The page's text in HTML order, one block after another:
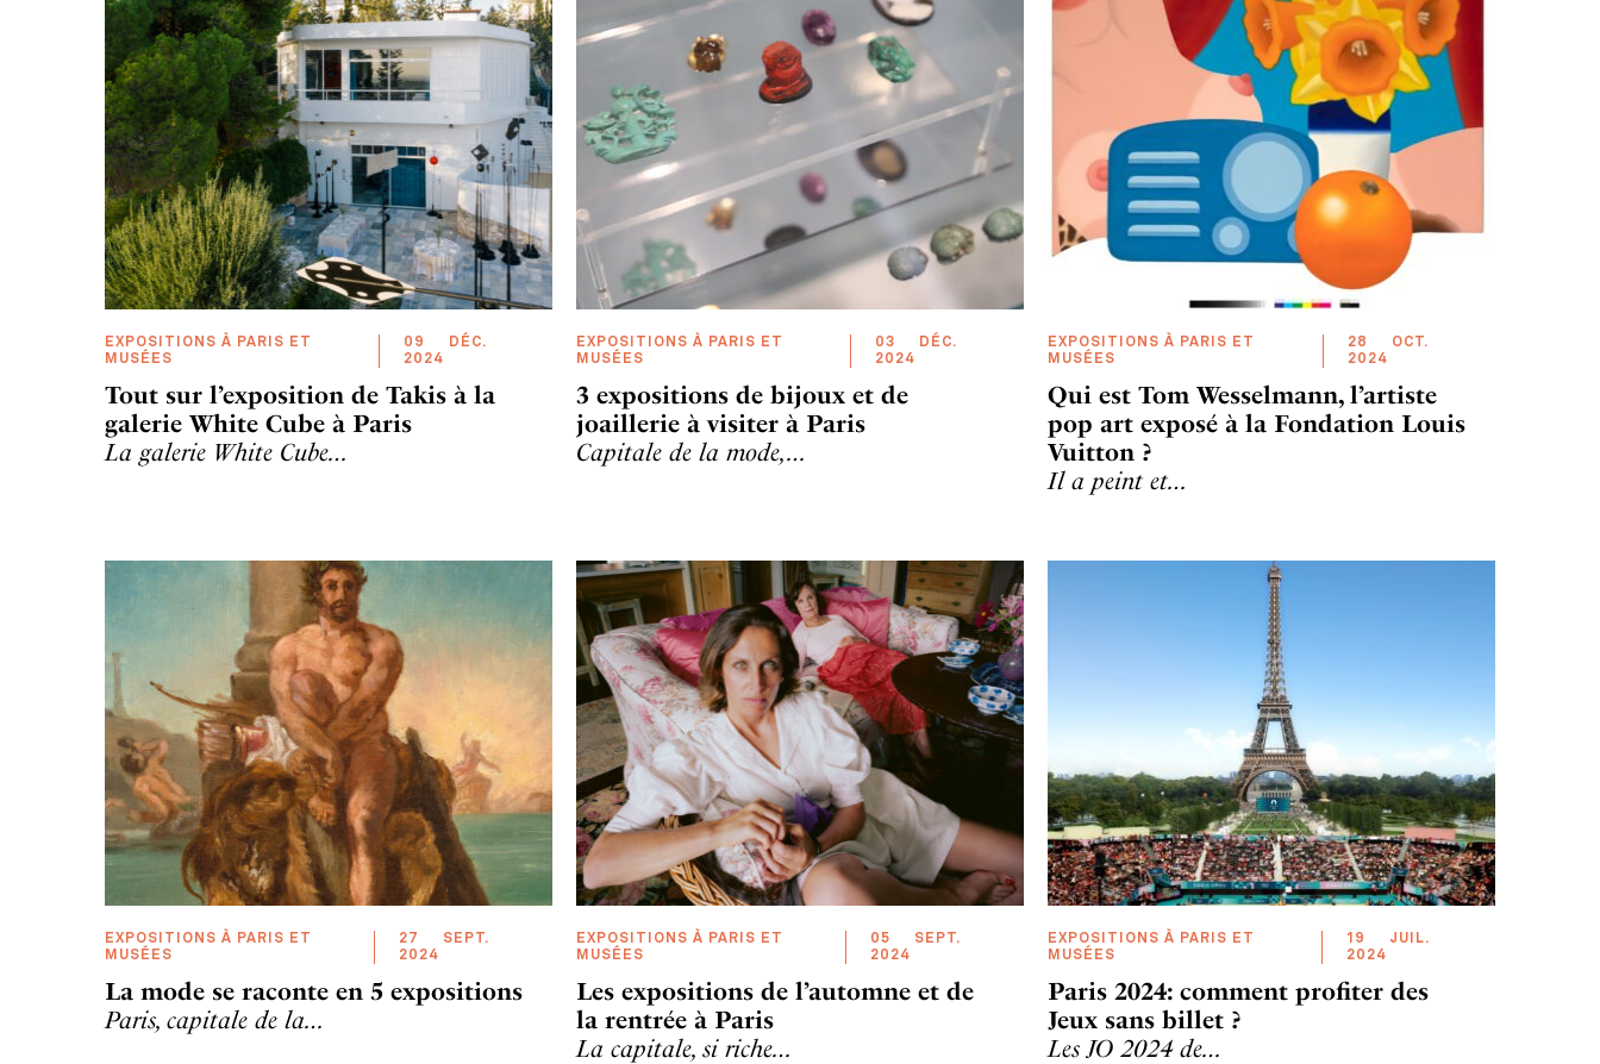
EXPOSITIONS À PARIS ET
MUSÉES
09 DÉC.
2024
Tout sur l’exposition de Takis à la
galerie White Cube à Paris
La galerie White Cube…
EXPOSITIONS À PARIS ET
MUSÉES
03 DÉC.
2024
3 expositions de bijoux et de
joaillerie à visiter à Paris
Capitale de la mode,…
EXPOSITIONS À PARIS ET
MUSÉES
28 OCT.
2024
Qui est Tom Wesselmann, l’artiste
pop art exposé à la Fondation Louis
Vuitton ?
Il a peint et…
EXPOSITIONS À PARIS ET
MUSÉES
27 SEPT.
2024
La mode se raconte en 5 expositions
Paris, capitale de la…
EXPOSITIONS À PARIS ET
MUSÉES
05 SEPT.
2024
Les expositions de l’automne et de
la rentrée à Paris
La capitale, si riche…
EXPOSITIONS À PARIS ET
MUSÉES
19 JUIL.
2024
Paris 2024: comment profiter des
Jeux sans billet ?
Les JO 2024 de…